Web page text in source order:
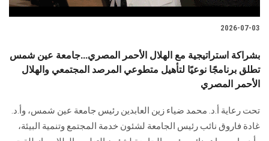
2026-07-03
بشراكة استراتيجية مع الهلال الأحمر المصري...جامعة عين شمس
تطلق برنامجًا نوعيًا لتأهيل متطوعي المرصد المجتمعي والهلال
الأحمر المصري
تحت رعاية أ.د. محمد ضياء زين العابدين رئيس جامعة عين شمس، وأ.د.
غادة فاروق نائب رئيس الجامعة لشئون خدمة المجتمع وتنمية البيئة،